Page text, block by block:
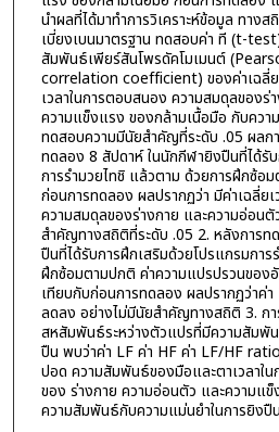
นำผลที่ได้มาทำการวิเคราะห์ข้อมูล ทาง
เบี่ยงเบนมาตรฐาน ทดสอบค่า ที (t-
สัมพันธ์เพียร์สันโพรดัคโมเมนต์
correlation coefficient) ของค่าเฉลี่
เวลาในการตอบสนอง ความสมดุลของร่
ความแข็งแรง ของกล้ามเนื้อมือ กับควา
ทดสอบความมีนัยสำคัญที่ระดับ .05 ผลก
ทดลอง 8 สัปดาห์ ในนักกีฬายิงปืนที่ได้รั
การรำมวยไทชิ แล้วตาม ด้วยการฝึกซ้อ
ก่อนการทดลอง ผลปรากฏว่า มีค่าเฉลี่ย
ความสมดุลของร่างกาย และความอ่อน
สำคัญทางสถิติที่ระดับ .05 2. หลังการท
ปืนที่ได้รับการฝึกเสริมด้วยโปรแกรมกา
ฝึกซ้อมตามปกติ ค่าความแปรปรวนของอั
เทียบกับก่อนการทดลอง ผลปรากฏว่าค่
ลดลง อย่างไม่มีนัยสำคัญทางสถิติ 3. กา
สหสัมพันธ์ระหว่างตัวแปรที่มีความสัมพั
ปืน พบว่าค่า LF ค่า HF ค่า LF/HF
ปอด ความสัมพันธ์ของมือและตาเวลาใ
ของ ร่างกาย ความอ่อนตัว และความแ
ความสัมพันธ์กับความแม่นยำในการยิงปืน